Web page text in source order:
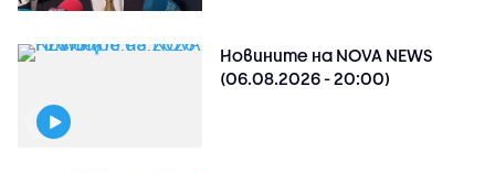
Новините на NOVA NEWS
(06.08.2026 - 20:00)